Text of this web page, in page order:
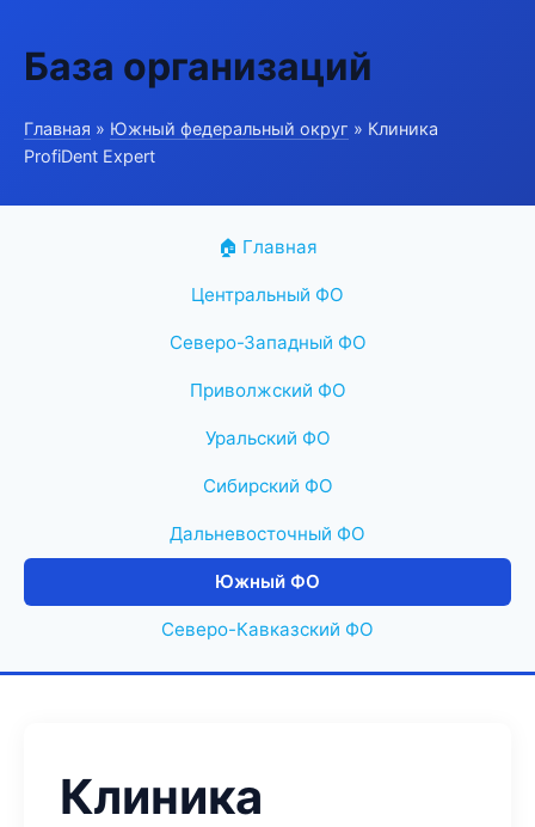
База организаций
Главная » Южный федеральный округ » Клиника
ProfiDent Expert
🏠 Главная
Центральный ФО
Северо-Западный ФО
Приволжский ФО
Уральский ФО
Сибирский ФО
Дальневосточный ФО
Южный ФО
Северо-Кавказский ФО
Клиника